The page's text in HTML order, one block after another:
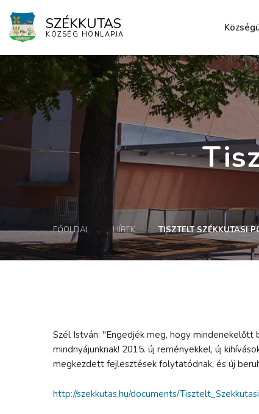
SZÉKKUTAS
KÖZSÉG HONLAPJA
FŐOLDAL HÍREK TISZTELT SZÉKKUTASI
Szél István: "Engedjék meg, hogy
mindnyájunknak! 2015. új reményekkel, új
megkezdett fejlesztések folytatódnak, és új
http://szekkutas.hu/documents/